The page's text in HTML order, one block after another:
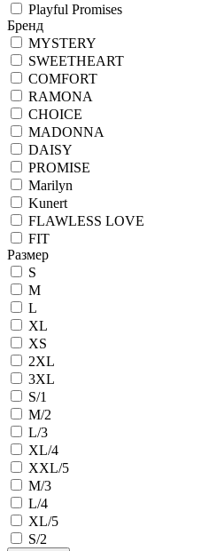
Playful Promises
Бренд
MYSTERY
SWEETHEART
COMFORT
RAMONA
CHOICE
MADONNA
DAISY
PROMISE
Marilyn
Kunert
FLAWLESS LOVE
FIT
Размер
S
M
L
XL
XS
2XL
3XL
S/1
M/2
L/3
XL/4
XXL/5
M/3
L/4
XL/5
S/2